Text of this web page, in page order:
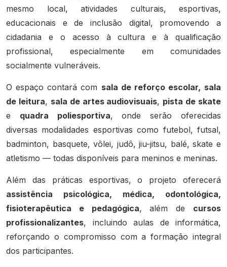
mesmo local, atividades culturais, esportivas,
educacionais e de inclusão digital, promovendo a
cidadania e o acesso à cultura e à qualificação
profissional, especialmente em comunidades
socialmente vulneráveis.
O espaço contará com sala de reforço escolar, sala
de leitura, sala de artes audiovisuais, pista de skate
e quadra poliesportiva, onde serão oferecidas
diversas modalidades esportivas como futebol, futsal,
badminton, basquete, vôlei, judô, jiu-jitsu, balé, skate e
atletismo — todas disponíveis para meninos e meninas.
Além das práticas esportivas, o projeto oferecerá
assistência psicológica, médica, odontológica,
fisioterapêutica e pedagógica, além de cursos
profissionalizantes, incluindo aulas de informática,
reforçando o compromisso com a formação integral
dos participantes.